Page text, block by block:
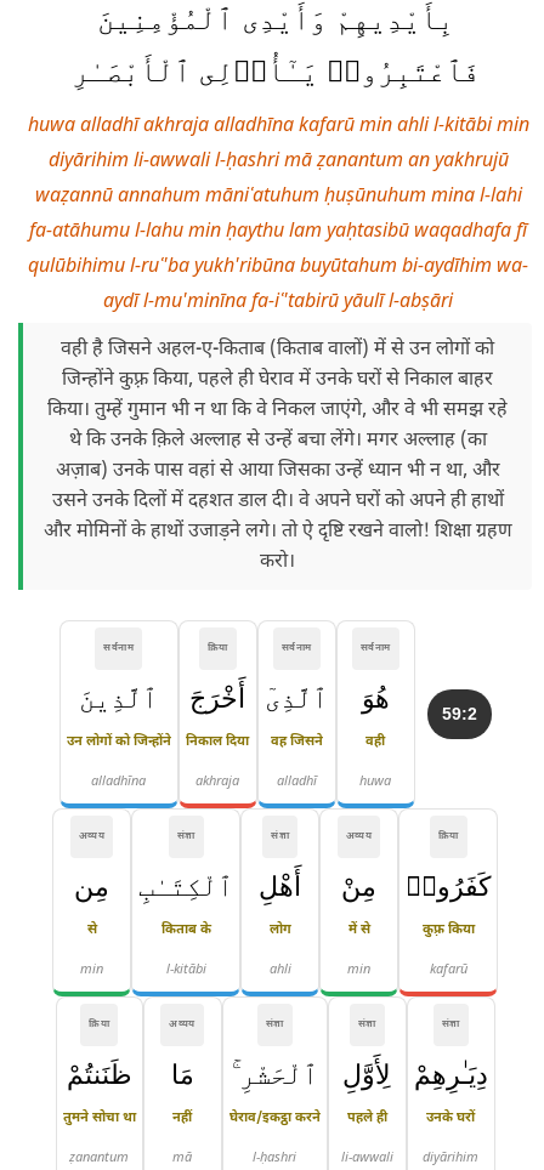
بِأَيْدِيهِمْ وَأَيْدِى ٱلْمُؤْمِنِينَ
فَٱعْتَبِرُوا۟ يَـٰٓأُو۟لِى ٱلْأَبْصَـٰرِ
huwa alladhī akhraja alladhīna kafarū min ahli l-kitābi min
diyārihim li-awwali l-ḥashri mā ẓanantum an yakhrujū
waẓannū annahum māniʿatuhum ḥuṣūnuhum mina l-lahi
fa-atāhumu l-lahu min ḥaythu lam yaḥtasibū waqadhafa fī
qulūbihimu l-ruʿ'ba yukh'ribūna buyūtahum bi-aydīhim wa-
aydī l-mu'minīna fa-iʿ'tabirū yāulī l-abṣāri
वही है जिसने अहल-ए-किताब (किताब वालों) में से उन लोगों को
जिन्होंने कुफ़्र किया, पहले ही घेराव में उनके घरों से निकाल बाहर
किया। तुम्हें गुमान भी न था कि वे निकल जाएंगे, और वे भी समझ रहे
थे कि उनके क़िले अल्लाह से उन्हें बचा लेंगे। मगर अल्लाह (का
अज़ाब) उनके पास वहां से आया जिसका उन्हें ध्यान भी न था, और
उसने उनके दिलों में दहशत डाल दी। वे अपने घरों को अपने ही हाथों
और मोमिनों के हाथों उजाड़ने लगे। तो ऐ दृष्टि रखने वालो! शिक्षा ग्रहण
करो।
59:2
सर्वनाम
هُوَ
वही
huwa
सर्वनाम
ٱلَّذِىٓ
वह जिसने
alladhī
क्रिया
أَخْرَجَ
निकाल दिया
akhraja
सर्वनाम
ٱلَّذِينَ
उन लोगों को जिन्होंने
alladhīna
क्रिया
كَفَرُوا۟
कुफ़्र किया
kafarū
अव्यय
مِنْ
में से
min
संज्ञा
أَهْلِ
लोग
ahli
संज्ञा
ٱلْكِتَـٰبِ
किताब के
l-kitābi
अव्यय
مِن
से
min
संज्ञा
دِيَـٰرِهِمْ
उनके घरों
diyārihim
संज्ञा
لِأَوَّلِ
पहले ही
li-awwali
संज्ञा
ٱلْحَشْرِ ۚ
घेराव/इकट्ठा करने
l-ḥashri
अव्यय
مَا
नहीं
mā
क्रिया
ظَنَنتُمْ
तुमने सोचा था
ẓanantum